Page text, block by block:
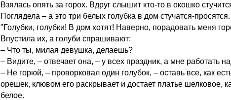
Взялась опять за горох. Вдруг слышит кто-то в окошко
Поглядела – а это три белых голубка в дом стучатся-просятся.
"Голубки, голубки! В дом хотят! Наверно, порадовать меня
Впустила их, а голуби спрашивают:
– Что ты, милая девушка, делаешь?
– Видите, – отвечает она, – у всех праздник, а мне работать
– Не горюй, – проворковал один голубок, – оставь все, как
орешек, клювом его раскрывает и достает платье шелковое,
белое.